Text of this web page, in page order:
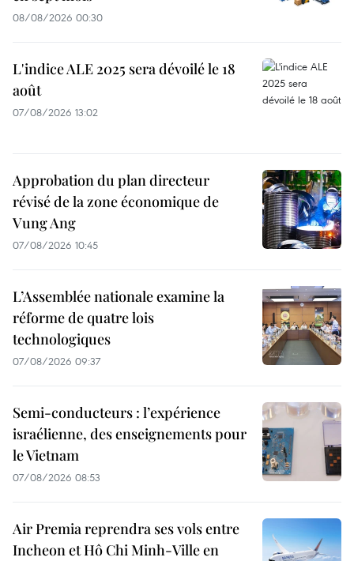
08/08/2026 00:30
L'indice ALE 2025 sera dévoilé le 18
août
07/08/2026 13:02
Approbation du plan directeur
révisé de la zone économique de
Vung Ang
07/08/2026 10:45
L’Assemblée nationale examine la
réforme de quatre lois
technologiques
07/08/2026 09:37
Semi-conducteurs : l’expérience
israélienne, des enseignements pour
le Vietnam
07/08/2026 08:53
Air Premia reprendra ses vols entre
Incheon et Hô Chi Minh-Ville en